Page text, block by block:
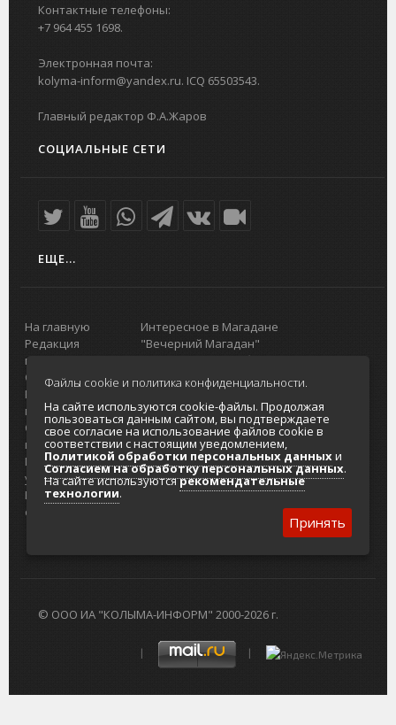
Контактные телефоны:
+7 964 455 1698.
Электронная почта:
kolyma-inform@yandex.ru. ICQ 65503543.
Главный редактор Ф.А.Жаров
СОЦИАЛЬНЫЕ СЕТИ
ЕЩЕ...
На главную
Редакция
портала
О проекте
Реклама на
портале
Отзывы и
предложения
Интернет-
услуги
Разработка
сайтов
Интересное в Магадане
"Вечерний Магадан"
Городская доска объявлений
Реклама
Главный туристический портал
Колымы
Политика в отношении обработки
персональных данных
Согласие на обработку персональных
данных
© ООО ИА "КОЛЫМА-ИНФОРМ" 2000-2026 г.
Файлы cookie и политика конфиденциальности.
На сайте используются cookie-файлы. Продолжая
пользоваться данным сайтом, вы подтверждаете
свое согласие на использование файлов cookie в
соответствии с настоящим уведомлением,
Политикой обработки персональных данныхи
Согласием на обработку персональных данных.
На сайте используютсярекомендательные
технологии.
Принять